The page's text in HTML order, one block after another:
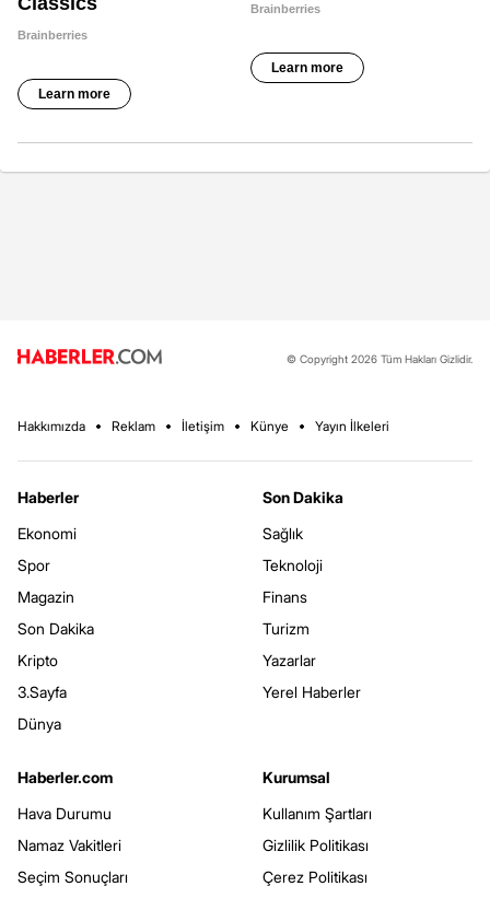
© Copyright 2026 Tüm Hakları Gizlidir.
Hakkımızda Reklam İletişim Künye Yayın İlkeleri
Haberler
Ekonomi
Spor
Magazin
Son Dakika
Kripto
3.Sayfa
Dünya
Son Dakika
Sağlık
Teknoloji
Finans
Turizm
Yazarlar
Yerel Haberler
Haberler.com
Hava Durumu
Namaz Vakitleri
Seçim Sonuçları
Kurumsal
Kullanım Şartları
Gizlilik Politikası
Çerez Politikası